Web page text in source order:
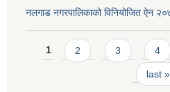
नलगाड नगरपालिकाको विनियोजित ऐन
Pages
1 2 3 4
last »